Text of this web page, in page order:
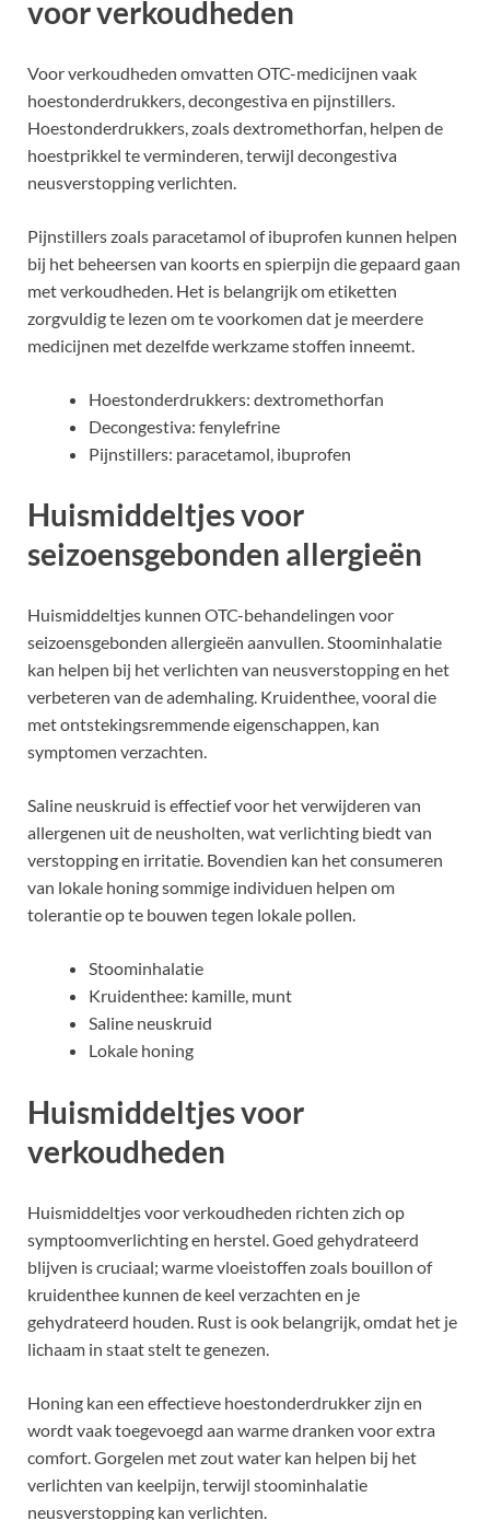
voor verkoudheden
Voor verkoudheden omvatten OTC-medicijnen vaak
hoestonderdrukkers, decongestiva en pijnstillers.
Hoestonderdrukkers, zoals dextromethorfan, helpen de
hoestprikkel te verminderen, terwijl decongestiva
neusverstopping verlichten.
Pijnstillers zoals paracetamol of ibuprofen kunnen helpen
bij het beheersen van koorts en spierpijn die gepaard gaan
met verkoudheden. Het is belangrijk om etiketten
zorgvuldig te lezen om te voorkomen dat je meerdere
medicijnen met dezelfde werkzame stoffen inneemt.
Hoestonderdrukkers: dextromethorfan
Decongestiva: fenylefrine
Pijnstillers: paracetamol, ibuprofen
Huismiddeltjes voor
seizoensgebonden allergieën
Huismiddeltjes kunnen OTC-behandelingen voor
seizoensgebonden allergieën aanvullen. Stoominhalatie
kan helpen bij het verlichten van neusverstopping en het
verbeteren van de ademhaling. Kruidenthee, vooral die
met ontstekingsremmende eigenschappen, kan
symptomen verzachten.
Saline neuskruid is effectief voor het verwijderen van
allergenen uit de neusholten, wat verlichting biedt van
verstopping en irritatie. Bovendien kan het consumeren
van lokale honing sommige individuen helpen om
tolerantie op te bouwen tegen lokale pollen.
Stoominhalatie
Kruidenthee: kamille, munt
Saline neuskruid
Lokale honing
Huismiddeltjes voor
verkoudheden
Huismiddeltjes voor verkoudheden richten zich op
symptoomverlichting en herstel. Goed gehydrateerd
blijven is cruciaal; warme vloeistoffen zoals bouillon of
kruidenthee kunnen de keel verzachten en je
gehydrateerd houden. Rust is ook belangrijk, omdat het je
lichaam in staat stelt te genezen.
Honing kan een effectieve hoestonderdrukker zijn en
wordt vaak toegevoegd aan warme dranken voor extra
comfort. Gorgelen met zout water kan helpen bij het
verlichten van keelpijn, terwijl stoominhalatie
neusverstopping kan verlichten.